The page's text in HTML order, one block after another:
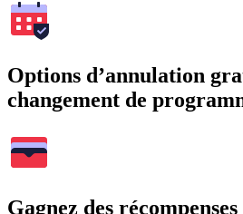
Options d’annulation
changement de
Gagnez des